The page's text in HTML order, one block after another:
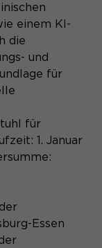
einem KI-
die
und
für
für
1. Januar
Essen
mit,
Backend
besitzt
auf